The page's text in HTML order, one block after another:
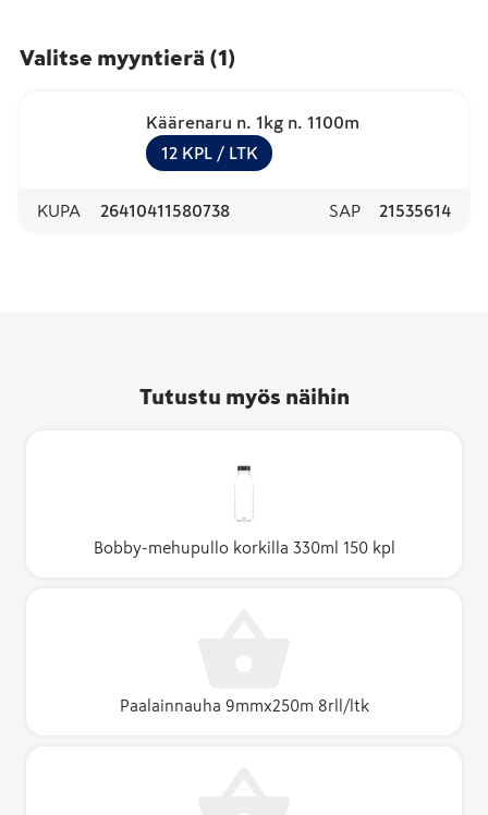
Valitse myyntierä (1)
Käärenaru n. 1kg n. 1100m
12 KPL / LTK
KUPA 26410411580738 SAP 21535614
Tutustu myös näihin
Bobby-mehupullo korkilla 330ml 150 kpl
Paalainnauha 9mmx250m 8rll/ltk